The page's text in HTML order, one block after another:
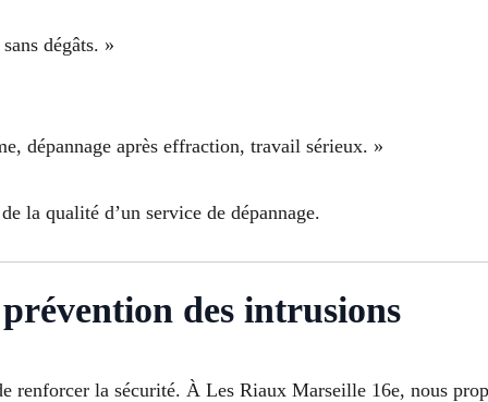
dégâts. »
dépannage après effraction, travail sérieux. »
la qualité d’un service de dépannage.
des intrusions
renforcer la sécurité. À Les Riaux Marseille 16e, nous